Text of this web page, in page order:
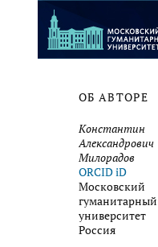
ОБ АВТОРЕ
Константин
Александрович
Милорадов
ORCID iD
Московский
гуманитарный
университет
Россия